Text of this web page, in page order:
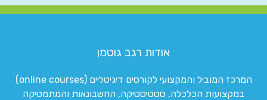
אודות רגב גוטמן
המרכז המוביל והמקצועי לקורסים דיגיטליים (online courses)
במקצועות הכלכלה, סטטיסטיקה, החשבונאות והמתמטיקה